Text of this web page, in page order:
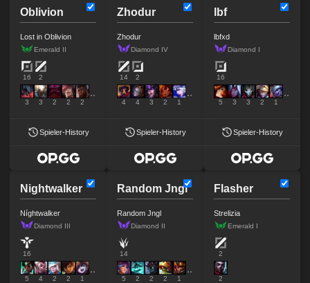
Oblivion
Lost in Oblivion
Emerald II
16 2
3 3 2 2 2
Spieler-History
Zhodur
Zhodur
Diamond IV
14 2
4 4 3 2 1
Spieler-History
lbf
lbfxd
Diamond I
16
5 3 3 2 1
Spieler-History
Nightwalker
Níghtwalker
Diamond III
16
5 4 2 2 1
Random Jngl
Random Jngl
Diamond II
14
5 2 2 2 1
Flasher
Strelizia
Emerald I
2
2